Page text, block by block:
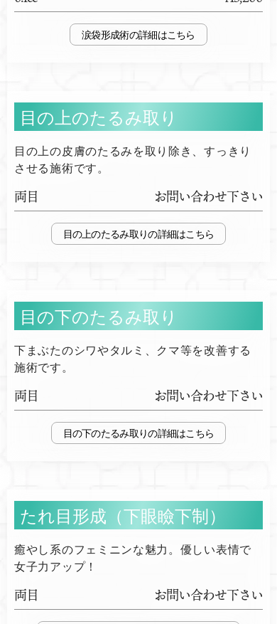
涙袋形成術
目の上のたるみ取り
目の上の皮膚のたるみを取り除き、すっきり
させる施術です。
両目 お問い合わせ下さい
目の上のたるみ取り
目の下のたるみ取り
下まぶたのシワやタルミ、クマ等を改善する
施術です。
両目 お問い合わせ下さい
目の下のたるみ取り
たれ目形成（下眼瞼下制）
癒やし系のフェミニンな魅力。優しい表情で
女子力アップ！
両目 お問い合わせ下さい